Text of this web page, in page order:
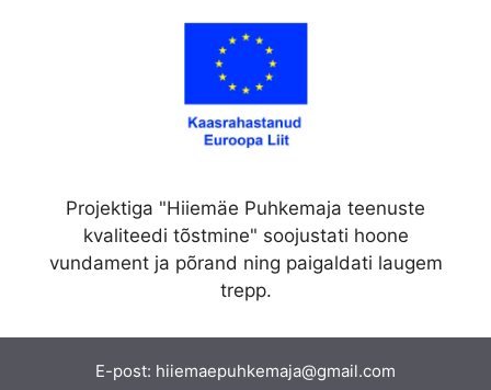
Projektiga "Hiiemäe Puhkemaja teenuste
kvaliteedi tõstmine" soojustati hoone
vundament ja põrand ning paigaldati laugem
trepp.
E-post: hiiemaepuhkemaja@gmail.com